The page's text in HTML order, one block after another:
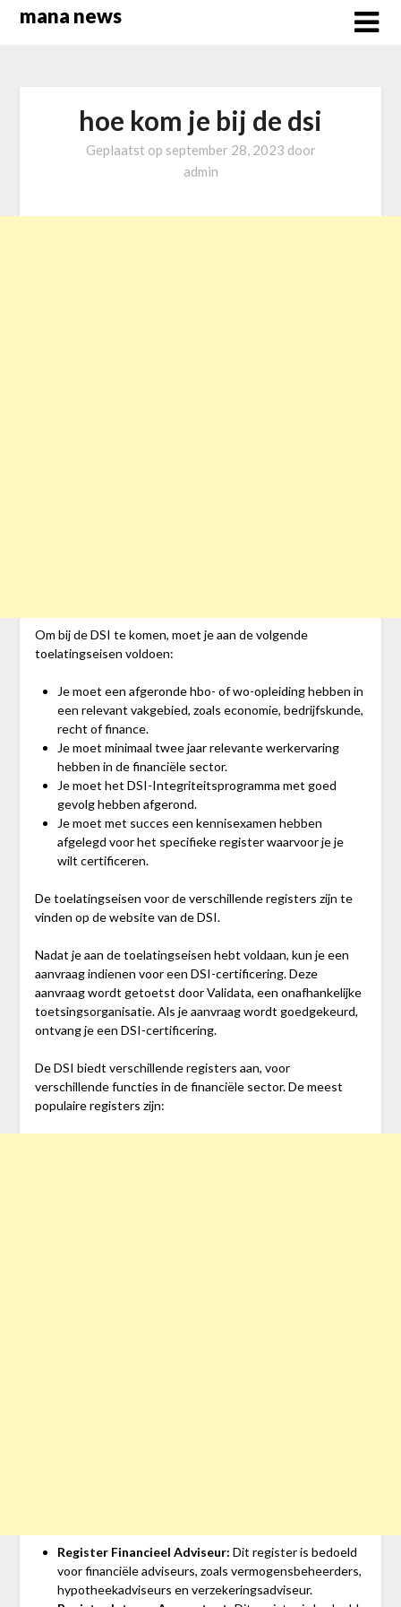
Overslaan
mana news
hoe kom je bij de dsi
Geplaatst op september 28, 2023 door
admin
Om bij de DSI te komen, moet je aan de volgende
toelatingseisen voldoen:
Je moet een afgeronde hbo- of wo-opleiding hebben in
een relevant vakgebied, zoals economie, bedrijfskunde,
recht of finance.
Je moet minimaal twee jaar relevante werkervaring
hebben in de financiële sector.
Je moet het DSI-Integriteitsprogramma met goed
gevolg hebben afgerond.
Je moet met succes een kennisexamen hebben
afgelegd voor het specifieke register waarvoor je je
wilt certificeren.
De toelatingseisen voor de verschillende registers zijn te
vinden op de website van de DSI.
Nadat je aan de toelatingseisen hebt voldaan, kun je een
aanvraag indienen voor een DSI-certificering. Deze
aanvraag wordt getoetst door Validata, een onafhankelijke
toetsingsorganisatie. Als je aanvraag wordt goedgekeurd,
ontvang je een DSI-certificering.
De DSI biedt verschillende registers aan, voor
verschillende functies in de financiële sector. De meest
populaire registers zijn:
Register Financieel Adviseur: Dit register is bedoeld
voor financiële adviseurs, zoals vermogensbeheerders,
hypotheekadviseurs en verzekeringsadviseur.